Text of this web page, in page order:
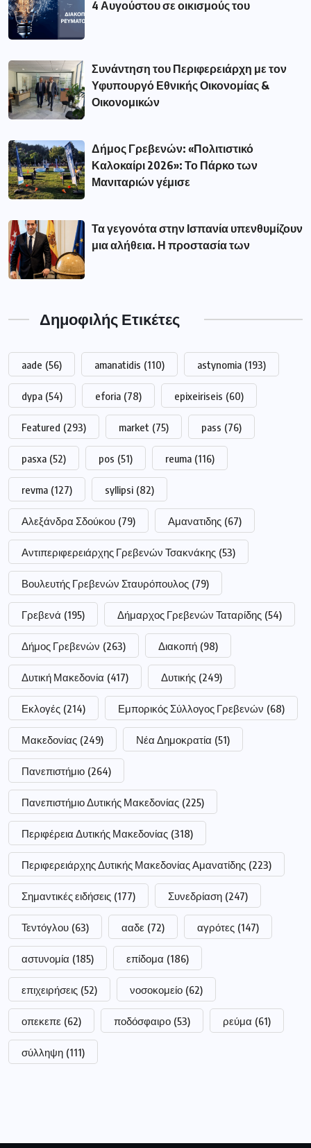
4 Αυγούστου σε οικισμούς του
Συνάντηση του Περιφερειάρχη με τον
Υφυπουργό Εθνικής Οικονομίας &
Οικονομικών
Δήμος Γρεβενών: «Πολιτιστικό
Καλοκαίρι 2026»: Το Πάρκο των
Μανιταριών γέμισε
Τα γεγονότα στην Ισπανία υπενθυμίζουν
μια αλήθεια. Η προστασία των
Δημοφιλής Ετικέτες
aade (56) amanatidis (110) astynomia (193)
dypa (54) eforia (78) epixeiriseis (60)
Featured (293) market (75) pass (76)
pasxa (52) pos (51) reuma (116)
revma (127) syllipsi (82)
Αλεξάνδρα Σδούκου (79) Αμανατιδης (67)
Αντιπεριφερειάρχης Γρεβενών Τσακνάκης (53)
Βουλευτής Γρεβενών Σταυρόπουλος (79)
Γρεβενά (195) Δήμαρχος Γρεβενών Ταταρίδης (54)
Δήμος Γρεβενών (263) Διακοπή (98)
Δυτική Μακεδονία (417) Δυτικής (249)
Εκλογές (214) Εμπορικός Σύλλογος Γρεβενών (68)
Μακεδονίας (249) Νέα Δημοκρατία (51)
Πανεπιστήμιο (264)
Πανεπιστήμιο Δυτικής Μακεδονίας (225)
Περιφέρεια Δυτικής Μακεδονίας (318)
Περιφερειάρχης Δυτικής Μακεδονίας Αμανατίδης (223)
Σημαντικές ειδήσεις (177) Συνεδρίαση (247)
Τεντόγλου (63) ααδε (72) αγρότες (147)
αστυνομία (185) επίδομα (186)
επιχειρήσεις (52) νοσοκομείο (62)
οπεκεπε (62) ποδόσφαιρο (53) ρεύμα (61)
σύλληψη (111)